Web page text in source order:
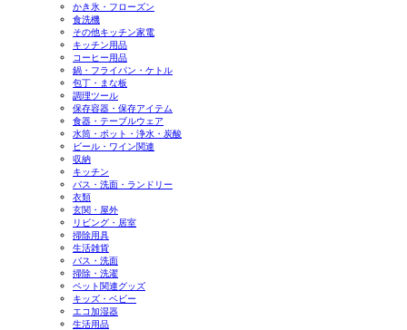
かき氷・フローズン
食洗機
その他キッチン家電
キッチン用品
コーヒー用品
鍋・フライパン・ケトル
包丁・まな板
調理ツール
保存容器・保存アイテム
食器・テーブルウェア
水筒・ポット・浄水・炭酸
ビール・ワイン関連
収納
キッチン
バス・洗面・ランドリー
衣類
玄関・屋外
リビング・居室
掃除用具
生活雑貨
バス・洗面
掃除・洗濯
ペット関連グッズ
キッズ・ベビー
エコ加湿器
生活用品